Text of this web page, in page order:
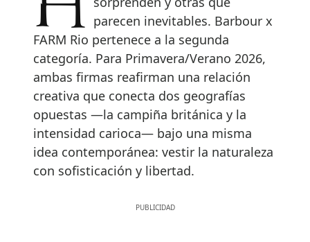
parecen inevitables. Barbour x
FARM Rio pertenece a la segunda
categoría. Para Primavera/Verano 2026,
ambas firmas reafirman una relación
creativa que conecta dos geografías
opuestas —la campiña británica y la
intensidad carioca— bajo una misma
idea contemporánea: vestir la naturaleza
con sofisticación y libertad.